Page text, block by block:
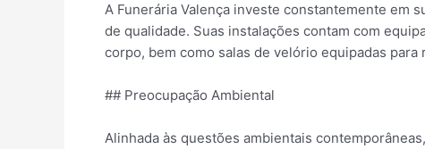
A Funerária Valença investe constantemente em
de qualidade. Suas instalações contam com
corpo, bem como salas de velório equipadas
## Preocupação Ambiental
Alinhada às questões ambientais